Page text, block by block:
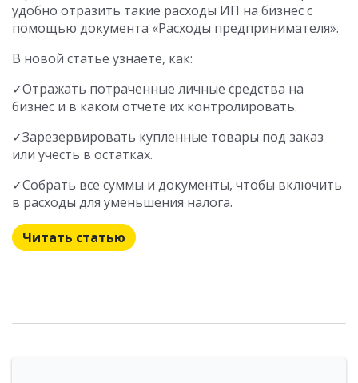
удобно отразить такие расходы ИП на бизнес с
помощью документа «Расходы предпринимателя».
В новой статье узнаете, как:
✓Отражать потраченные личные средства на
бизнес и в каком отчете их контролировать.
✓Зарезервировать купленные товары под заказ
или учесть в остатках.
✓Собрать все суммы и документы, чтобы включить
в расходы для уменьшения налога.
Читать статью